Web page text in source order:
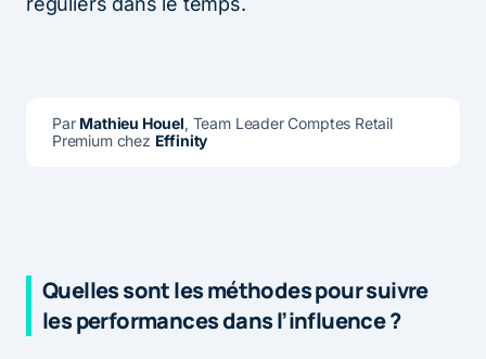
Par Mathieu Houel, Team Leader Comptes Retail
Premium chez Effinity
Quelles sont les méthodes pour suivre
les performances dans l’influence ?